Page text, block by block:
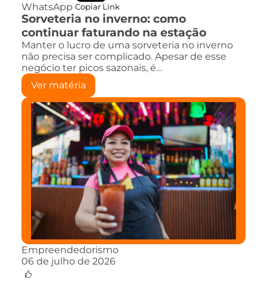
WhatsApp Copiar Link
Sorveteria no inverno: como
continuar faturando na estação
Manter o lucro de uma sorveteria no inverno
não precisa ser complicado. Apesar de esse
negócio ter picos sazonais, é…
Ver matéria
Empreendedorismo
06 de julho de 2026